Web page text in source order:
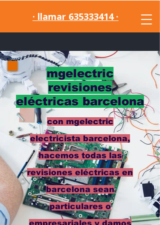
· llamar 635333414 ·
mgelectric
revisiones
eléctricas barcelona
con mgelectric
electricista barcelona,
hacemos todas las
revisiones eléctricas en
barcelona sean
particulares o
empresariales y damos